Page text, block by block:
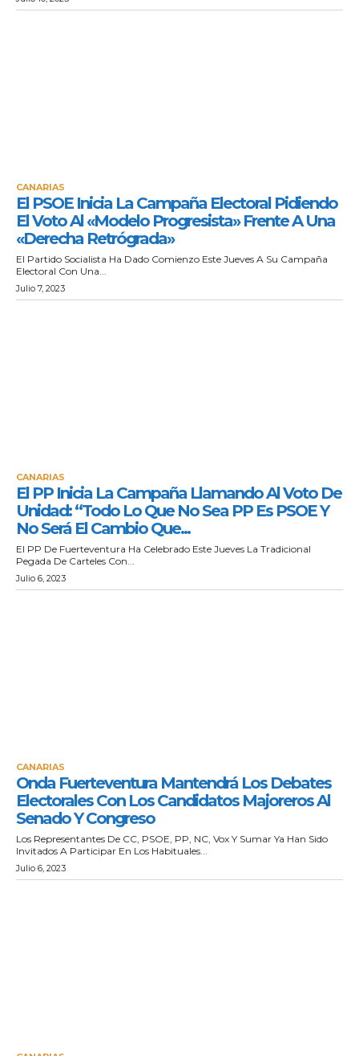
CANARIAS
El PSOE Inicia La Campaña Electoral Pidiendo
El Voto Al «modelo Progresista» Frente A Una
«derecha Retrógrada»
El Partido Socialista Ha Dado Comienzo Este Jueves A Su Campaña
Electoral Con Una...
Julio 7, 2023
CANARIAS
El PP Inicia La Campaña Llamando Al Voto De
Unidad: “Todo Lo Que No Sea PP Es PSOE Y
No Será El Cambio Que...
El PP De Fuerteventura Ha Celebrado Este Jueves La Tradicional
Pegada De Carteles Con...
Julio 6, 2023
CANARIAS
Onda Fuerteventura Mantendrá Los Debates
Electorales Con Los Candidatos Majoreros Al
Senado Y Congreso
Los Representantes De CC, PSOE, PP, NC, Vox Y Sumar Ya Han Sido
Invitados A Participar En Los Habituales...
Julio 6, 2023